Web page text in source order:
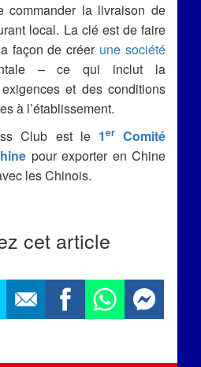
commander la livraison de
local. La clé est de faire
façon de créer une société
– ce qui inclut la
et des conditions
à l’établissement.
Club est le 1erComité
pour exporter en Chine
les Chinois.
cet article